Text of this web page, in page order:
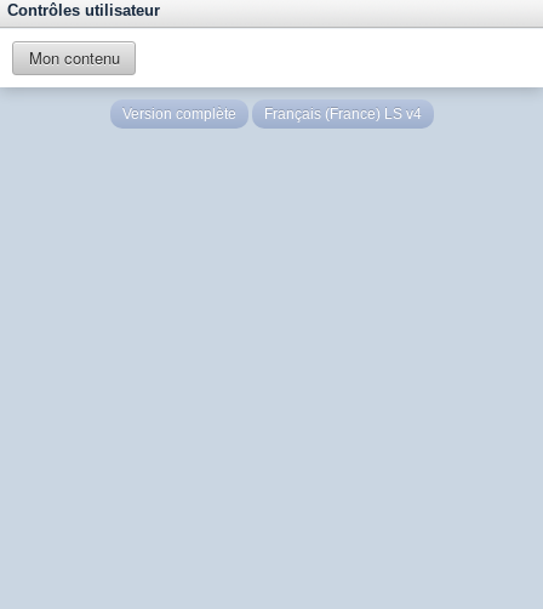
Contrôles utilisateur
Mon contenu
Version complète Français (France) LS v4